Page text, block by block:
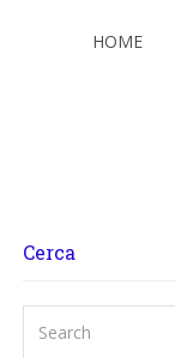
HOME
Cerca